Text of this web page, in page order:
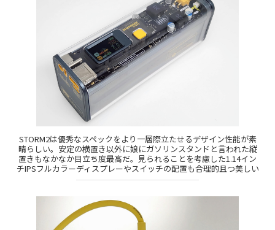
STORM2は優秀なスペックをより一層際立たせるデザイン性能が素
晴らしい。安定の横置き以外に娘にガソリンスタンドと言われた縦
置きもなかなか目立ち度最高だ。見られることを考慮した1.14イン
チIPSフルカラーディスプレーやスイッチの配置も合理的且つ美しい